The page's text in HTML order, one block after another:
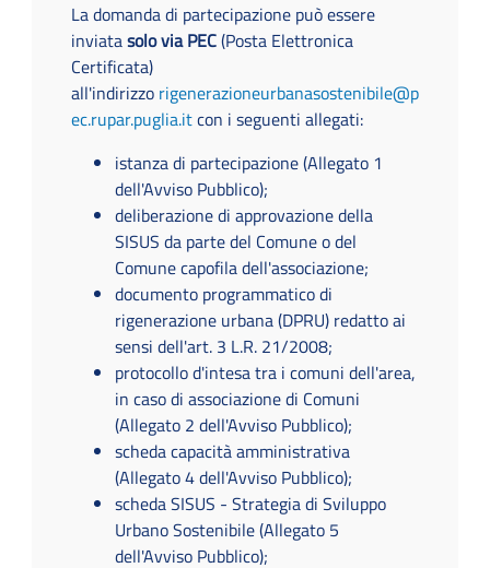
La domanda di partecipazione può essere
inviatasolo via PEC(Posta Elettronica
Certificata)
all'indirizzo rigenerazioneurbanasostenibile@p
ec.rupar.puglia.itcon i seguenti allegati:
istanza di partecipazione (Allegato 1
dell'Avviso Pubblico);
deliberazione di approvazione della
SISUS da parte del Comune o del
Comune capofila dell'associazione;
documento programmatico di
rigenerazione urbana (DPRU) redatto ai
sensi dell'art. 3 L.R. 21/2008;
protocollo d'intesa tra i comuni dell'area,
in caso di associazione di Comuni
(Allegato 2 dell'Avviso Pubblico);
scheda capacità amministrativa
(Allegato 4 dell'Avviso Pubblico);
scheda SISUS - Strategia di Sviluppo
Urbano Sostenibile (Allegato 5
dell'Avviso Pubblico);